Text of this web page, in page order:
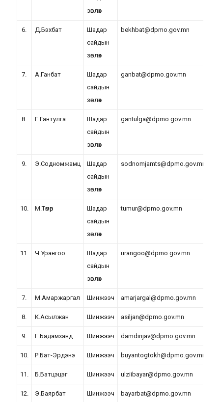
зөвлөх
6. Д.Бэхбат
Шадар
сайдын
зөвлөх
bekhbat@dpmo.gov.mn
7. А.Ганбат
Шадар
сайдын
зөвлөх
ganbat@dpmo.gov.mn
8. Г.Гантулга
Шадар
сайдын
зөвлөх
gantulga@dpmo.gov.mn
9. Э.Содномжамц
Шадар
сайдын
зөвлөх
sodnomjamts@dpmo.gov.mn
10. М.Төмөр
Шадар
сайдын
зөвлөх
tumur@dpmo.gov.mn
11. Ч.Урангоо
Шадар
сайдын
зөвлөх
urangoo@dpmo.gov.mn
7. М.Амаржаргал Шинжээч amarjargal@dpmo.gov.mn
8. К.Асылжан Шинжээч asiljan@dpmo.gov.mn
9. Г.Бадамханд Шинжээч damdinjav@dpmo.gov.mn
10. Р.Бат-Эрдэнэ Шинжээч buyantogtokh@dpmo.gov.mn
11. Б.Батцэцэг Шинжээч ulziibayar@dpmo.gov.mn
12. Э.Баярбат Шинжээч bayarbat@dpmo.gov.mn